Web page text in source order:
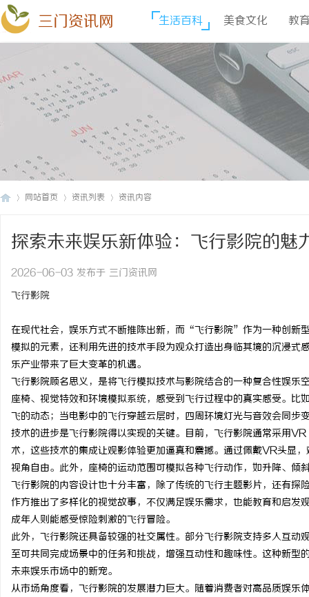
三门资讯网 生活百科 美食文化 教
网站首页 资讯列表 资讯内容
探索未来娱乐新体验：飞行影院的魅
2026-06-03 发布于 三门资讯网
飞行影院
在现代社会，娱乐方式不断推陈出新，而“飞行影院”作为一种创新
模拟的元素，还利用先进的技术手段为观众打造出身临其境的沉浸
乐产业带来了巨大变革的机遇。
飞行影院顾名思义，是将飞行模拟技术与影院结合的一种复合性娱
座椅、视觉特效和环境模拟系统，感受到飞行过程中的真实感受。
飞的动态；当电影中的飞行穿越云层时，四周环境灯光与音效会同步
技术的进步是飞行影院得以实现的关键。目前，飞行影院通常采用
术，这些技术的集成让观影体验更加逼真和震撼。通过佩戴VR头显
视角自由。此外，座椅的运动范围可模拟各种飞行动作，如升降、倾
飞行影院的内容设计也十分丰富，除了传统的飞行主题影片，还有
作方推出了多样化的视觉故事，不仅满足娱乐需求，也能教育和启
成年人则能感受惊险刺激的飞行冒险。
此外，飞行影院还具备较强的社交属性。部分飞行影院支持多人互
至可共同完成场景中的任务和挑战，增强互动性和趣味性。这种新
未来娱乐市场中的新宠。
从市场角度看，飞行影院的发展潜力巨大。随着消费者对高品质娱